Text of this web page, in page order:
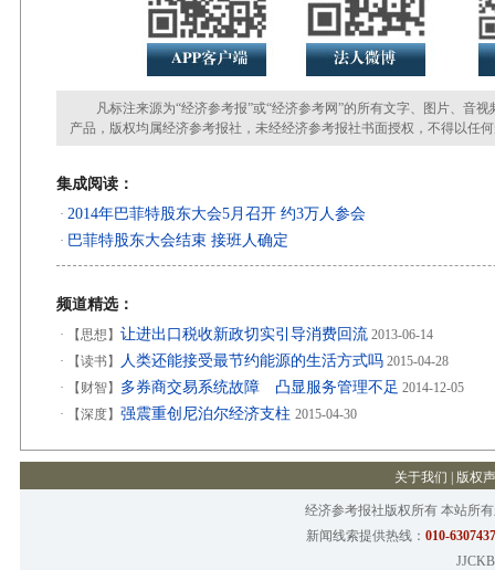
凡标注来源为“经济参考报”或“经济参考网”的所有文字、图片、音视
产品，版权均属经济参考报社，未经经济参考报社书面授权，不得以任
集成阅读：
· 2014年巴菲特股东大会5月召开 约3万人参会
· 巴菲特股东大会结束 接班人确定
频道精选：
· 【思想】 让进出口税收新政切实引导消费回流 2013-06-14
·
【读书】 人类还能接受最节约能源的生活方式吗 2015-04-28
·
【财智】 多券商交易系统故障 凸显服务管理不足 2014-12-05
·
【深度】 强震重创尼泊尔经济支柱 2015-04-30
关于我们 版权
经济参考报社版权所有 本站所
新闻线索提供热线： 010-